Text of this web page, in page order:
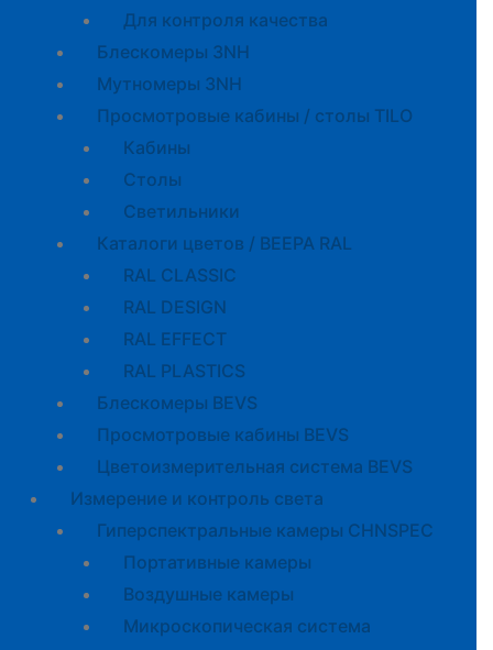
Для контроля качества
Блескомеры 3NH
Мутномеры 3NH
Просмотровые кабины / столы TILO
Кабины
Cтолы
Светильники
Каталоги цветов / BEEPA RAL
RAL CLASSIC
RAL DESIGN
RAL EFFECT
RAL PLASTICS
Блескомеры BEVS
Просмотровые кабины BEVS
Цветоизмерительная система BEVS
Измерение и контроль света
Гиперспектральные камеры CHNSPEC
Портативные камеры
Воздушные камеры
Микроскопическая система